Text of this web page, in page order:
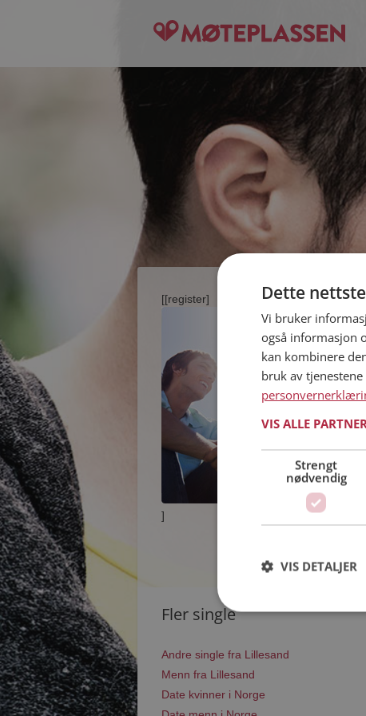
[[register]
]
Fler single
Andre single fra Lillesand
Menn fra Lillesand
Date kvinner i Norge
Dette
Vi bruker
også informasjon
kan kombinere
bruk av
VIS ALLE
Strengt
nødvendig
VIS DETALJER